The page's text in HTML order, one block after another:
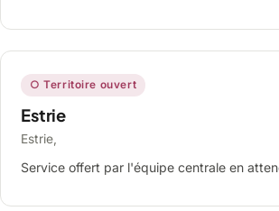
○ Territoire ouvert
Estrie
Estrie,
Service offert par l'équipe centrale en